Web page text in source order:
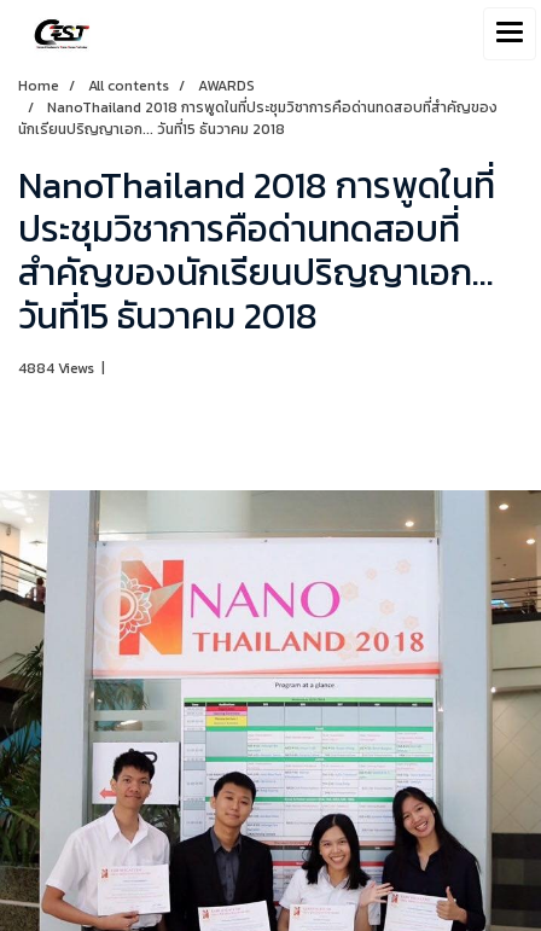
Home All contents
AWARDS
NanoThailand 2018 การพูดในที่ประชุมวิชาการคือด่านทดสอบที่สำคัญของ
นักเรียนปริญญาเอก... วันที่15 ธันวาคม 2018
NanoThailand 2018 การพูดในที่
ประชุมวิชาการคือด่านทดสอบที่
สำคัญของนักเรียนปริญญาเอก...
วันที่15 ธันวาคม 2018
4884 Views |